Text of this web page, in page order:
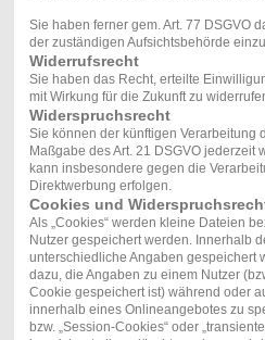
Sie haben ferner gem. Art. 77 DSGVO
der zuständigen Aufsichtsbehörde
Widerrufsrecht
Sie haben das Recht, erteilte
mit Wirkung für die Zukunft zu
Widerspruchsrecht
Sie können der künftigen Verarbeitung
Maßgabe des Art. 21 DSGVO jederzeit
kann insbesondere gegen die
Direktwerbung erfolgen.
Cookies und
Als „Cookies“ werden kleine Dateien
Nutzer gespeichert werden. Innerhalb
unterschiedliche Angaben gespeichert
dazu, die Angaben zu einem Nutzer
Cookie gespeichert ist) während oder
innerhalb eines Onlineangebotes zu
bzw. „Session-Cookies“ oder